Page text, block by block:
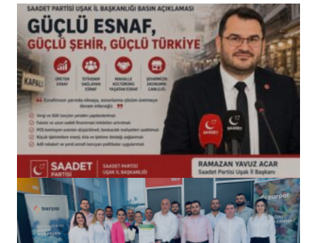
(başlıksız)
Alaattin Karahan tarafından 14/07/2026